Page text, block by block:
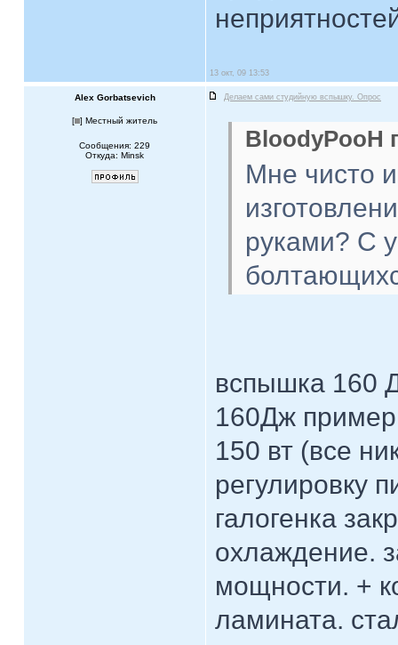
13 окт, 09 13:53
Alex Gorbatsevich Делаем сами студийную вспышку. Опрос
[ ] Местный житель
Сообщения: 229
Откуда: Minsk
BloodyPooH
Мне чисто
руками? С
вспышка 160
160Дж
150 вт (все
регулировку
галогенка
охлаждение.
мощности. +
ламината.